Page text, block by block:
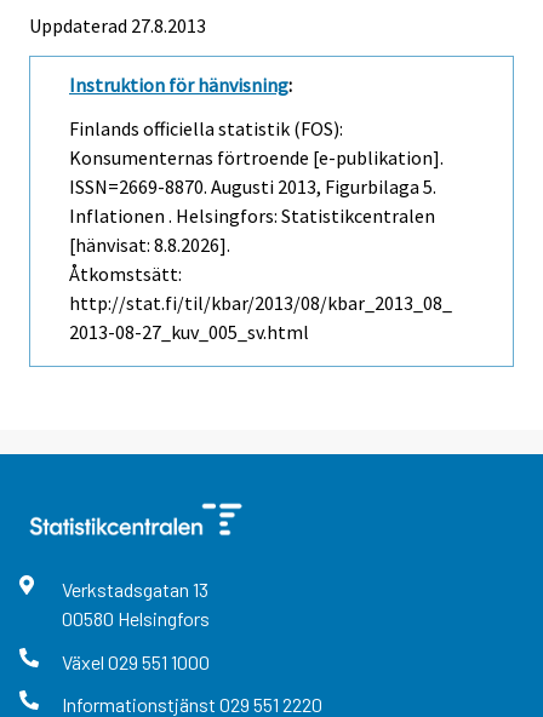
Uppdaterad 27.8.2013
Instruktion för hänvisning:
Finlands officiella statistik (FOS):
Konsumenternas förtroende [e-publikation].
ISSN=2669-8870. Augusti 2013, Figurbilaga 5.
Inflationen . Helsingfors: Statistikcentralen
[hänvisat: 8.8.2026].
Åtkomstsätt:
http://stat.fi/til/kbar/2013/08/kbar_2013_08_
2013-08-27_kuv_005_sv.html
Verkstadsgatan 13
00580 Helsingfors
Växel 029 551 1000
Informationstjänst 029 551 2220